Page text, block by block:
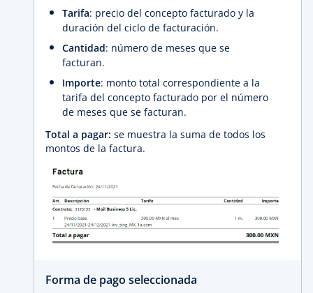
Tarifa: precio del concepto facturado y la
duración del ciclo de facturación.
Cantidad: número de meses que se
facturan.
Importe: monto total correspondiente a la
tarifa del concepto facturado por el número
de meses que se facturan.
Total a pagar: se muestra la suma de todos los
montos de la factura.
Forma de pago seleccionada